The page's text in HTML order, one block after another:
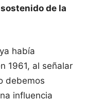
de la
ya había
1961, al señalar
debemos
influencia